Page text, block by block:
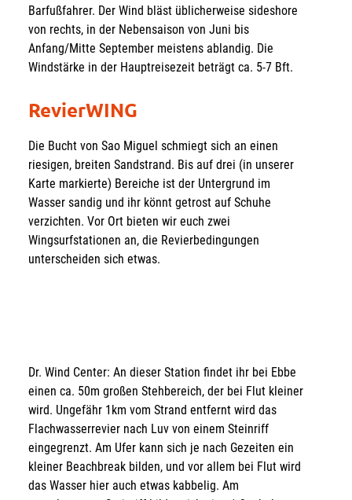
Barfußfahrer. Der Wind bläst üblicherweise sideshore
von rechts, in der Nebensaison von Juni bis
Anfang/Mitte September meistens ablandig. Die
Windstärke in der Hauptreisezeit beträgt ca. 5-7 Bft.
RevierWING
Die Bucht von Sao Miguel schmiegt sich an einen
riesigen, breiten Sandstrand. Bis auf drei (in unserer
Karte markierte) Bereiche ist der Untergrund im
Wasser sandig und ihr könnt getrost auf Schuhe
verzichten. Vor Ort bieten wir euch zwei
Wingsurfstationen an, die Revierbedingungen
unterscheiden sich etwas.
Dr. Wind Center: An dieser Station findet ihr bei Ebbe
einen ca. 50m großen Stehbereich, der bei Flut kleiner
wird. Ungefähr 1km vom Strand entfernt wird das
Flachwasserrevier nach Luv von einem Steinriff
eingegrenzt. Am Ufer kann sich je nach Gezeiten ein
kleiner Beachbreak bilden, und vor allem bei Flut wird
das Wasser hier auch etwas kabbelig. Am